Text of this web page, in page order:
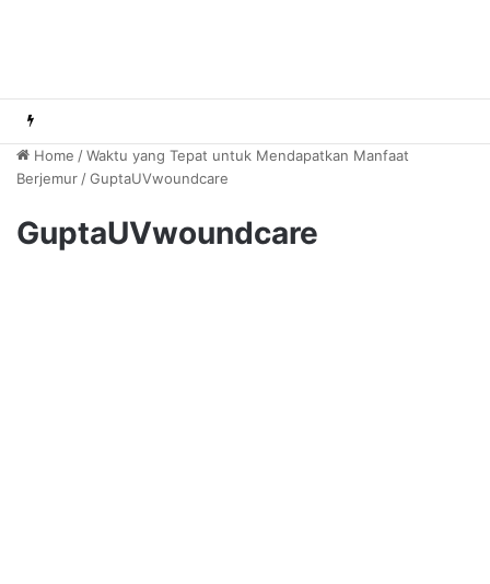
Home /Waktu yang Tepat untuk Mendapatkan Manfaat
Berjemur /GuptaUVwoundcare
GuptaUVwoundcare